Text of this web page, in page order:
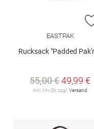
EASTPAK
Rucksack "Padded Pak'r®"
55,00 €49,99 €
inkl. MwSt. zzgl. Versand